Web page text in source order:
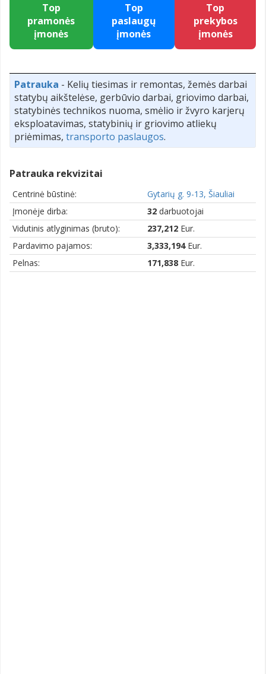
Top
pramonės
įmonės
Top
paslaugų
įmonės
Top
prekybos
įmonės
Patrauka - Kelių tiesimas ir remontas, žemės darbai
statybų aikštelėse, gerbūvio darbai, griovimo darbai,
statybinės technikos nuoma, smėlio ir žvyro karjerų
eksploatavimas, statybinių ir griovimo atliekų
priėmimas, transporto paslaugos.
Patrauka rekvizitai
Centrinė būstinė:
Gytarių g. 9-13, Šiauliai
Įmonėje dirba:
32 darbuotojai
Vidutinis atlyginimas (bruto):
237,212 Eur.
Pardavimo pajamos:
3,333,194Eur.
Pelnas:
171,838 Eur.